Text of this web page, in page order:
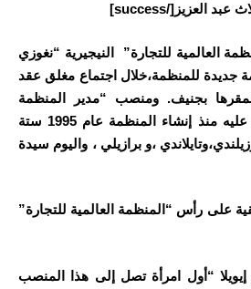
العالمية للتجارة” النيجيرية “نغوزي
جديدة للمنظمة،خلال اجتماع مغلق عقد
. ومنصب “مدير المنظمة
العالمية للتجارة” تعاقب عليه منذ إنشاء المنظمة عام 1995 ستة
،و برازيلي ، واليوم سيدة
رأس “المنظمة العالمية للتجارة”
“أول امرأة تصل إلى هذا المنصب